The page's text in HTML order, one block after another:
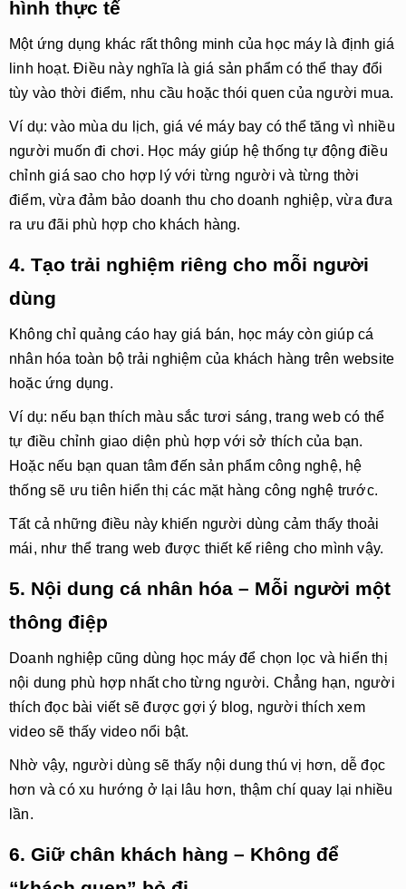
hình thực tế
Một ứng dụng khác rất thông minh của học máy là định giá
linh hoạt. Điều này nghĩa là giá sản phẩm có thể thay đổi
tùy vào thời điểm, nhu cầu hoặc thói quen của người mua.
Ví dụ: vào mùa du lịch, giá vé máy bay có thể tăng vì nhiều
người muốn đi chơi. Học máy giúp hệ thống tự động điều
chỉnh giá sao cho hợp lý với từng người và từng thời
điểm, vừa đảm bảo doanh thu cho doanh nghiệp, vừa đưa
ra ưu đãi phù hợp cho khách hàng.
4. Tạo trải nghiệm riêng cho mỗi người
dùng
Không chỉ quảng cáo hay giá bán, học máy còn giúp cá
nhân hóa toàn bộ trải nghiệm của khách hàng trên website
hoặc ứng dụng.
Ví dụ: nếu bạn thích màu sắc tươi sáng, trang web có thể
tự điều chỉnh giao diện phù hợp với sở thích của bạn.
Hoặc nếu bạn quan tâm đến sản phẩm công nghệ, hệ
thống sẽ ưu tiên hiển thị các mặt hàng công nghệ trước.
Tất cả những điều này khiến người dùng cảm thấy thoải
mái, như thể trang web được thiết kế riêng cho mình vậy.
5. Nội dung cá nhân hóa – Mỗi người một
thông điệp
Doanh nghiệp cũng dùng học máy để chọn lọc và hiển thị
nội dung phù hợp nhất cho từng người. Chẳng hạn, người
thích đọc bài viết sẽ được gợi ý blog, người thích xem
video sẽ thấy video nổi bật.
Nhờ vậy, người dùng sẽ thấy nội dung thú vị hơn, dễ đọc
hơn và có xu hướng ở lại lâu hơn, thậm chí quay lại nhiều
lần.
6. Giữ chân khách hàng – Không để